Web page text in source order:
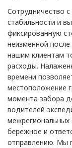
Сотрудничество
стабильности и
фиксированную
неизменной
нашим клиентам
расходы.
времени
местоположение
момента забора
водителей-
межрегиональных
бережное и
отправлению. Мы